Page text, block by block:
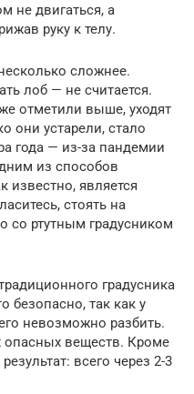
не двигаться, а
руку к телу.
сложнее.
лоб — не считается.
отметили выше, уходят
они устарели, стало
года — из-за пандемии
из способов
является
стоять на
со ртутным градусником
градусника
безопасно, так как у
невозможно разбить.
опасных веществ. Кроме
всего через 2-3